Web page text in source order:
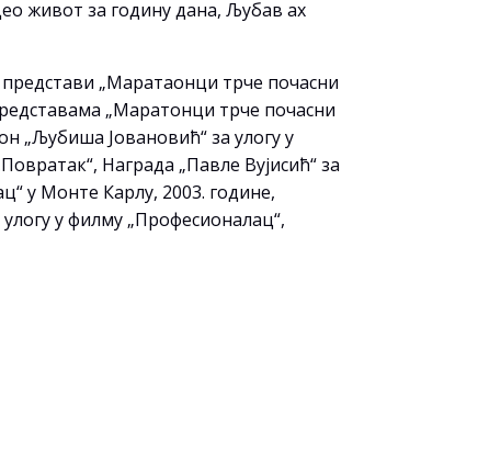
живот за годину дана, Љубав ах
„Маратаонци трче почасни
„Маратонци трче почасни
„Љубиша Јовановић“ за улогу у
Награда „Павле Вујисић“ за
у Монте Карлу, 2003. године,
у филму „Професионалац“,